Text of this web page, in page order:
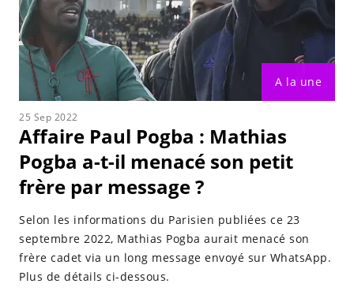
A la une
25 Sep 2022
Affaire Paul Pogba : Mathias
Pogba a-t-il menacé son petit
frère par message ?
Selon les informations du Parisien publiées ce 23
septembre 2022, Mathias Pogba aurait menacé son
frère cadet via un long message envoyé sur WhatsApp.
Plus de détails ci-dessous.